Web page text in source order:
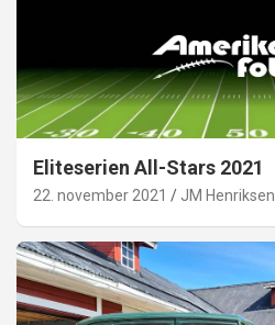
Eliteserien All-Stars 2021
22. november 2021 JM Henriksen